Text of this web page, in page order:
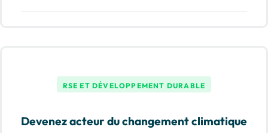
RSE ET DÉVELOPPEMENT DURABLE
Devenez acteur du changement climatique